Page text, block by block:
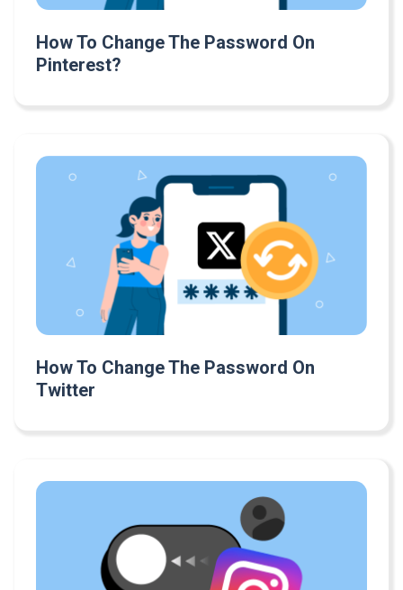
How To Change The Password On
Pinterest?
How To Change The Password On
Twitter